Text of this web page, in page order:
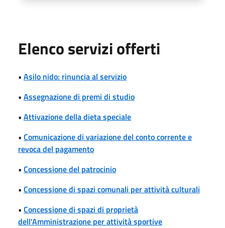
Elenco servizi offerti
• Asilo nido: rinuncia al servizio
• Assegnazione di premi di studio
• Attivazione della dieta speciale
• Comunicazione di variazione del conto corrente e
revoca del pagamento
• Concessione del patrocinio
• Concessione di spazi comunali per attività culturali
• Concessione di spazi di proprietà
dell'Amministrazione per attività sportive